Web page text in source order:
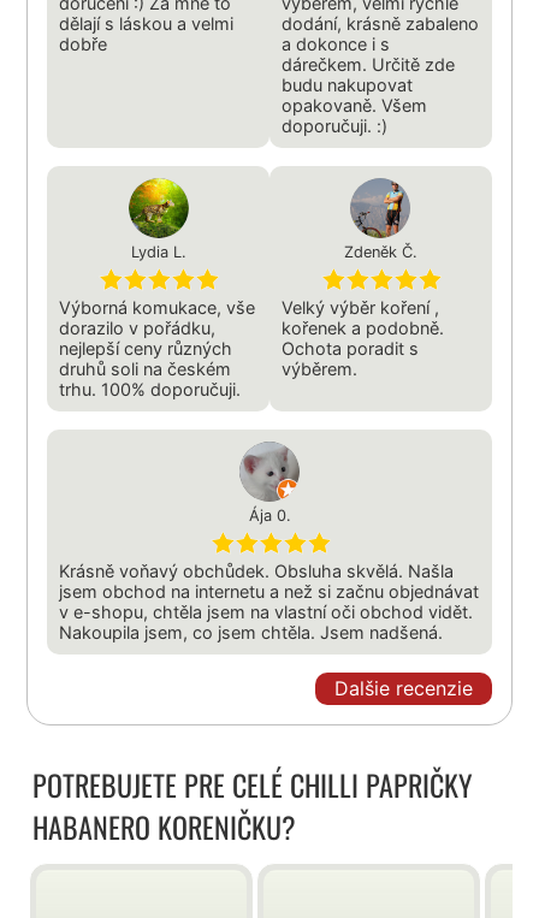
dělají s láskou a velmi
dobře
dodání, krásně zabaleno
a dokonce i s
dárečkem. Určitě zde
budu nakupovat
opakovaně. Všem
doporučuji. :)
Lydia L.
Výborná komukace, vše
dorazilo v pořádku,
nejlepší ceny různých
druhů soli na českém
trhu. 100% doporučuji.
Zdeněk Č.
Velký výběr koření ,
kořenek a podobně.
Ochota poradit s
výběrem.
Ája 0.
Krásně voňavý obchůdek. Obsluha skvělá. Našla
jsem obchod na internetu a než si začnu objednávat
v e-shopu, chtěla jsem na vlastní oči obchod vidět.
Nakoupila jsem, co jsem chtěla. Jsem nadšená.
Dalšie recenzie
POTREBUJETE PRE CELÉ CHILLI PAPRIČKY
HABANERO KORENIČKU?